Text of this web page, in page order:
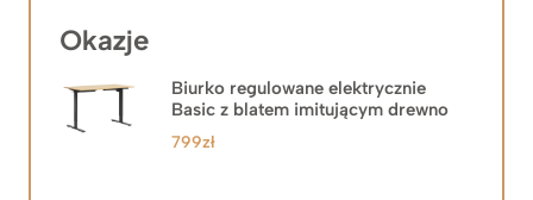
Okazje
Biurko regulowane elektrycznie
Basic z blatem imitującym drewno
799zł